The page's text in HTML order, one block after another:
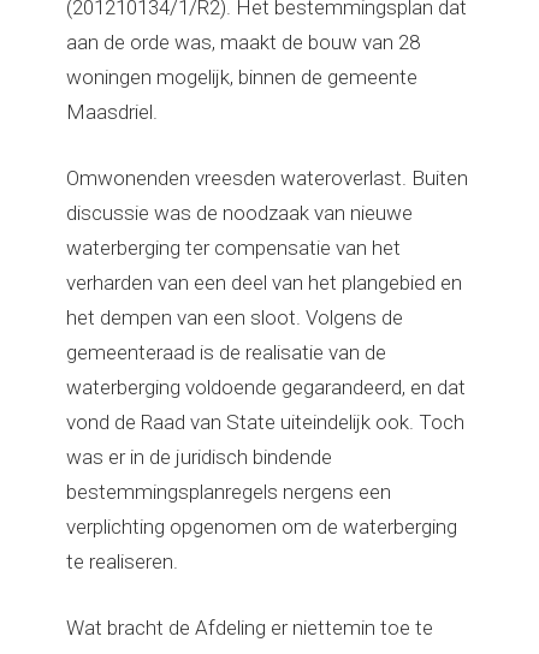
(201210134/1/R2). Het bestemmingsplan dat
aan de orde was, maakt de bouw van 28
woningen mogelijk, binnen de gemeente
Maasdriel.
Omwonenden vreesden wateroverlast. Buiten
discussie was de noodzaak van nieuwe
waterberging ter compensatie van het
verharden van een deel van het plangebied en
het dempen van een sloot. Volgens de
gemeenteraad is de realisatie van de
waterberging voldoende gegarandeerd, en dat
vond de Raad van State uiteindelijk ook. Toch
was er in de juridisch bindende
bestemmingsplanregels nergens een
verplichting opgenomen om de waterberging
te realiseren.
Wat bracht de Afdeling er niettemin toe te